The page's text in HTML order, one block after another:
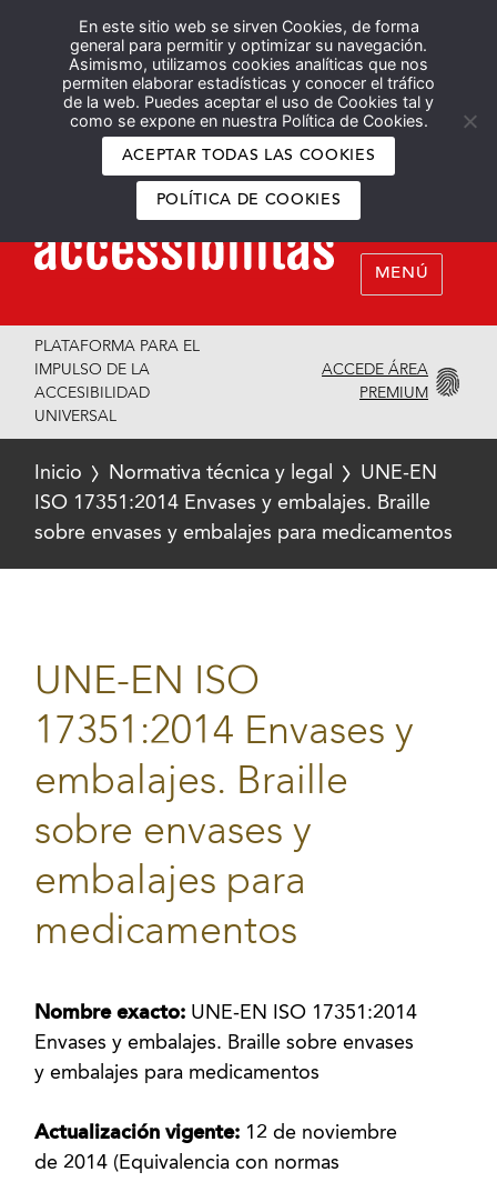
En este sitio web se sirven Cookies, de forma
general para permitir y optimizar su navegación.
Asimismo, utilizamos cookies analíticas que nos
permiten elaborar estadísticas y conocer el tráfico
de la web. Puedes aceptar el uso de Cookies tal y
como se expone en nuestra Política de Cookies.
ACEPTAR TODAS LAS COOKIES
POLÍTICA DE COOKIES
Español English
MENÚ
PLATAFORMA PARA EL
IMPULSO DE LA
ACCESIBILIDAD
UNIVERSAL
ACCEDE ÁREA
PREMIUM
Inicio Normativa técnica y legal
UNE-EN
ISO 17351:2014 Envases y embalajes. Braille
sobre envases y embalajes para medicamentos
UNE-EN ISO
17351:2014 Envases y
embalajes. Braille
sobre envases y
embalajes para
medicamentos
Nombre exacto: UNE-EN ISO 17351:2014
Envases y embalajes. Braille sobre envases
y embalajes para medicamentos
Actualización vigente: 12 de noviembre
de 2014 (Equivalencia con normas